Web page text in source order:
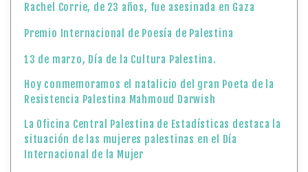
Rachel Corrie, de 23 años, fue asesinada en Gaza
Premio Internacional de Poesía de Palestina
13 de marzo, Día de la Cultura Palestina.
Hoy conmemoramos el natalicio del gran Poeta de la
Resistencia Palestina Mahmoud Darwish
La Oficina Central Palestina de Estadísticas destaca la
situación de las mujeres palestinas en el Día
Internacional de la Mujer